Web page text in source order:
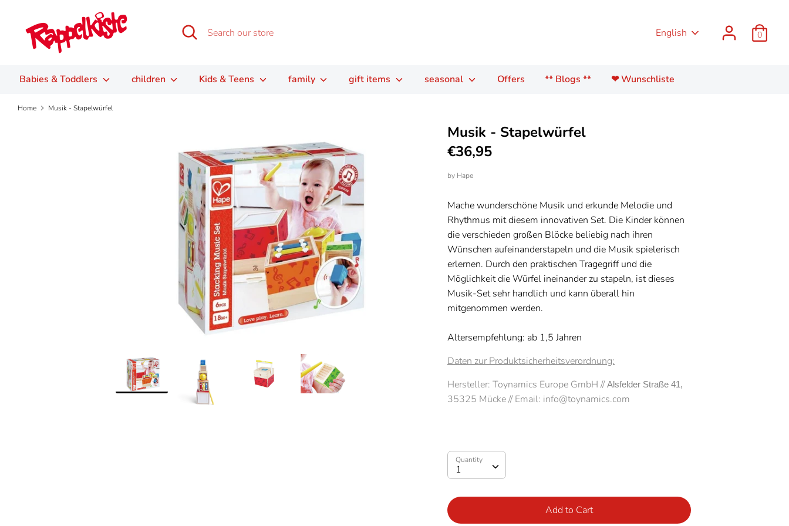
content
Search
Search
our
Language
English 0
Babies & Toddlers children Kids & Teens family gift items seasonal Offers ** Blogs ** ❤ Wunschliste
Home Musik - Stapelwürfel
Musik - Stapelwürfel
€36,95
by Hape
Mache wunderschöne Musik und erkunde Melodie und
Rhythmus mit diesem innovativen Set. Die Kinder können
die verschieden großen Blöcke beliebig nach ihren
Wünschen aufeinanderstapeln und die Musik spielerisch
erlernen. Durch den praktischen Tragegriff und die
Möglichkeit die Würfel ineinander zu stapeln, ist dieses
Musik-Set sehr handlich und kann überall hin
mitgenommen werden.
Altersempfehlung: ab 1,5 Jahren
Daten zur Produktsicherheitsverordnung:
Hersteller: Toynamics Europe GmbH //
35325 Mücke // Email: info@toynamics.com
Quantity
1
Quantity
Add to Cart